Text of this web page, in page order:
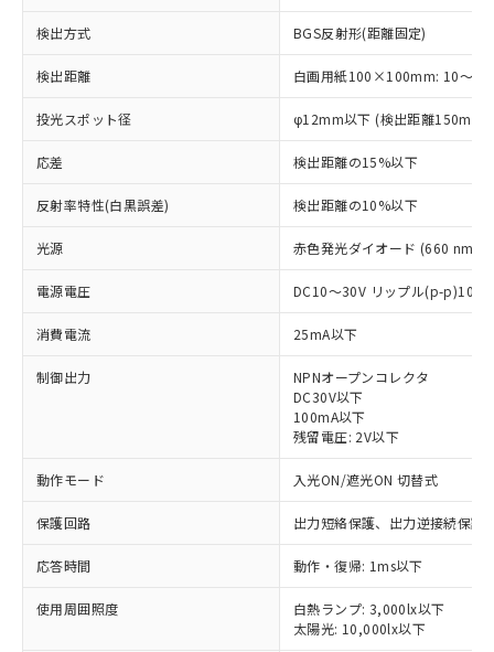
検出方式 BGS反射形(距離固定)
検出距離 白画用紙100×100mm: 10～
投光スポット径 φ12mm以下 (検出距離150mm)
応差 検出距離の15%以下
反射率特性(白黒誤差) 検出距離の10%以下
光源 赤色発光ダイオード (660 nm)
電源電圧 DC10～30V リップル(p-p)10%
消費電流 25mA以下
制御出力
NPNオープンコレクタ
DC30V以下
100mA以下
残留電圧: 2V以下
動作モード 入光ON/遮光ON 切替式
保護回路 出力短絡保護、出力逆接続保護
応答時間 動作・復帰: 1ms以下
使用周囲照度
白熱ランプ: 3,000lx以下
太陽光: 10,000lx以下
※1 対応状況
対応済み：EU RoHS指令（10物質）の